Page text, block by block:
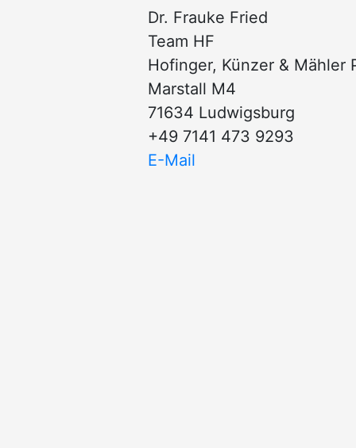
Dr. Frauke Fried
Team HF
Hofinger, Künzer & Mähler
Marstall M4
71634 Ludwigsburg
+49 7141 473 9293
E-Mail